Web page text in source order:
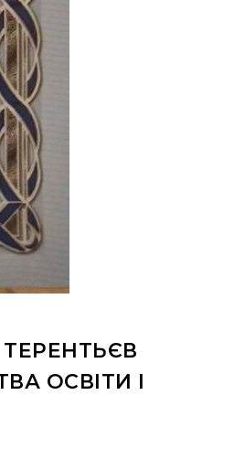
ОСВІТИ І